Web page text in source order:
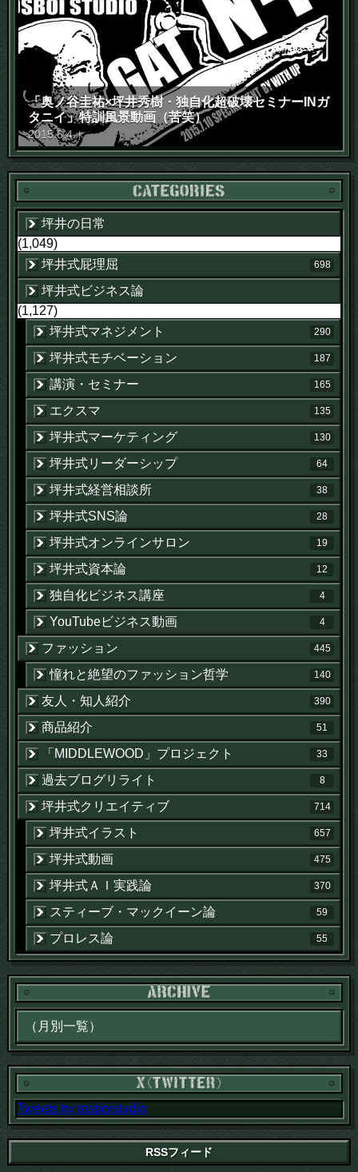
「奥ノ谷圭祐×坪井秀樹・独自化超破壊セミナーINガ
タニイ」特訓風景動画（苦笑）
2015.6.4 木
坪井の日常
(1,049)
坪井式屁理屈
698
坪井式ビジネス論
(1,127)
坪井式マネジメント
290
坪井式モチベーション 187
講演・セミナー 165
エクスマ 135
坪井式マーケティング 130
坪井式リーダーシップ 64
坪井式経営相談所 38
坪井式SNS論 28
坪井式オンラインサロン 19
坪井式資本論 12
独自化ビジネス講座 4
YouTubeビジネス動画 4
ファッション 445
憧れと絶望のファッション哲学 140
友人・知人紹介 390
商品紹介 51
「MIDDLEWOOD」プロジェクト 33
過去ブログリライト 8
坪井式クリエイティブ 714
坪井式イラスト 657
坪井式動画 475
坪井式ＡＩ実践論 370
スティーブ・マックイーン論 59
プロレス論 55
Tweets by tosboistudio
RSSフィード